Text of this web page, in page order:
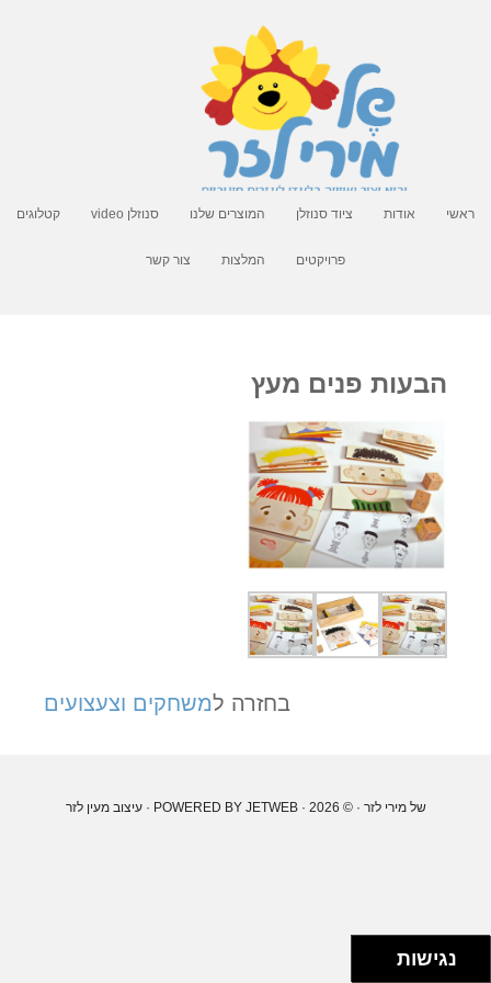
ראשי אודות ציוד סנוזלן המוצרים שלנו סנוזלן video קטלוגים
פרויקטים המלצות צור קשר
הבעות פנים מעץ
בחזרה למשחקים וצעצועים
של מירי לזר · © 2026 · POWERED BY
JETWEB · עיצובמעין לזר
נגישות